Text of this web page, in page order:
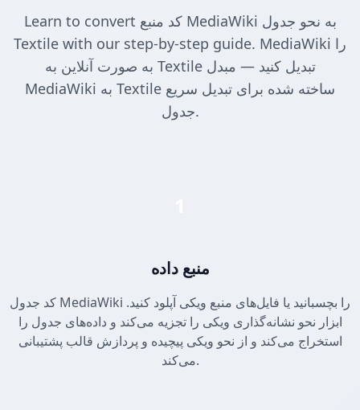
Learn to convert کد منبع MediaWiki به نحو جدول
Textile with our step-by-step guide. MediaWiki را
به صورت آنلاین به Textile تبدیل کنید — مبدل
MediaWiki به Textile ساخته شده برای تبدیل سریع
جدول.
منبع داده
کد جدول MediaWiki را بچسبانید یا فایل‌های منبع ویکی آپلود کنید.
ابزار نحو نشانه‌گذاری ویکی را تجزیه می‌کند و داده‌های جدول را
استخراج می‌کند و از نحو ویکی پیچیده و پردازش قالب پشتیبانی
می‌کند.